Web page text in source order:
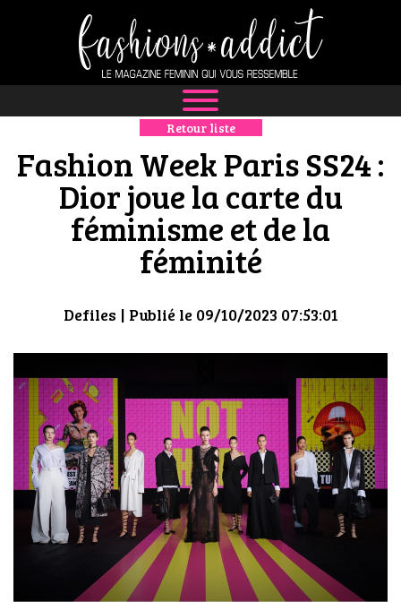
NEWS
MODE
LUXE
DÉFILÉS
BOUTIQUE
CULTURE
HIGH TECH
MAISON
AUTO
LIEUX TENDANCES
BEAUTÉ
Retour liste
Fashion Week Paris SS24 :
Dior joue la carte du
féminisme et de la
féminité
Defiles | Publié le 09/10/2023 07:53:01